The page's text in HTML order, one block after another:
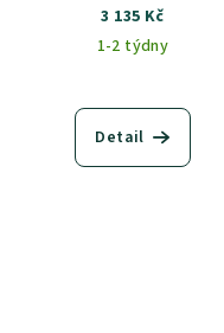
3 135 Kč
1-2 týdny
Detail